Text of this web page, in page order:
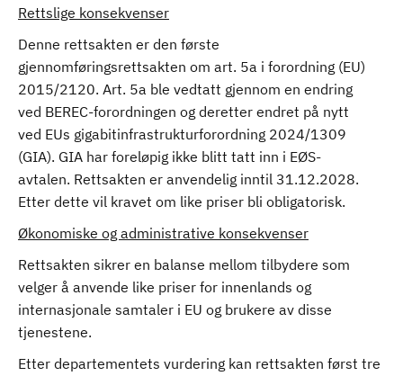
Rettslige konsekvenser
Denne rettsakten er den første
gjennomføringsrettsakten om art. 5a i forordning (EU)
2015/2120. Art. 5a ble vedtatt gjennom en endring
ved BEREC-forordningen og deretter endret på nytt
ved EUs gigabitinfrastrukturforordning 2024/1309
(GIA). GIA har foreløpig ikke blitt tatt inn i EØS-
avtalen. Rettsakten er anvendelig inntil 31.12.2028.
Etter dette vil kravet om like priser bli obligatorisk.
Økonomiske og administrative konsekvenser
Rettsakten sikrer en balanse mellom tilbydere som
velger å anvende like priser for innenlands og
internasjonale samtaler i EU og brukere av disse
tjenestene.
Etter departementets vurdering kan rettsakten først tre